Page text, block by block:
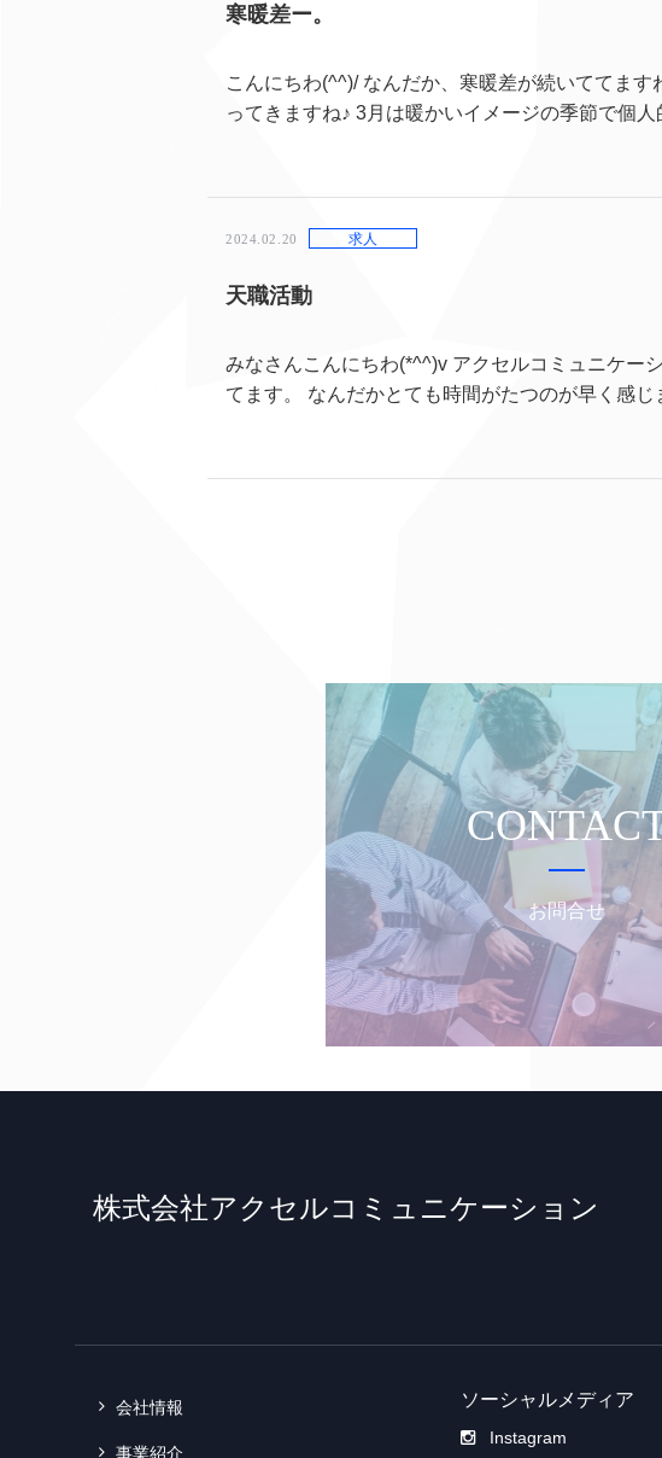
寒暖差ー。
こんにちわ(^^)/ なんだか、寒暖差が続いててま
ってきますね♪ 3月は暖かいイメージの季節で個
2024.02.20 求人
天職活動
みなさんこんにちわ(*^^)v アクセルコミュニケー
てます。 なんだかとても時間がたつのが早く感
お問合せ
株式会社アクセルコミュニケーション
会社情報
事業紹介
ソーシャルメディア
Instagram